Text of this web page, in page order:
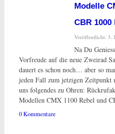
Modelle
CBR 1000
Veröffentlicht: 3.
Na Du
Vorfreude auf die neue Zweirad
dauert es schon noch… aber so
jeden Fall zum jetzigen Zeitpunkt
uns folgendes zu Ohren:
Modellen CMX 1100 Rebel und
0 Kommentare